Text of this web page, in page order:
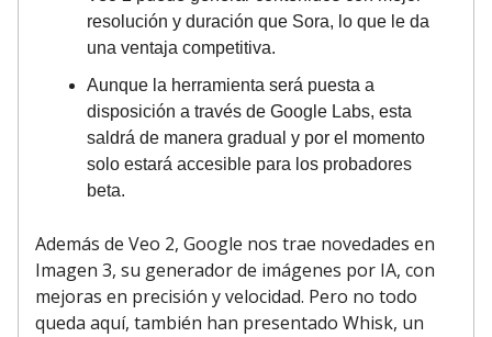
resolución y duración que Sora, lo que le da
una ventaja competitiva.
Aunque la herramienta será puesta a
disposición a través de Google Labs, esta
saldrá de manera gradual y por el momento
solo estará accesible para los probadores
beta.
Además de Veo 2, Google nos trae novedades en
Imagen 3, su generador de imágenes por IA, con
mejoras en precisión y velocidad. Pero no todo
queda aquí, también han presentado Whisk, un